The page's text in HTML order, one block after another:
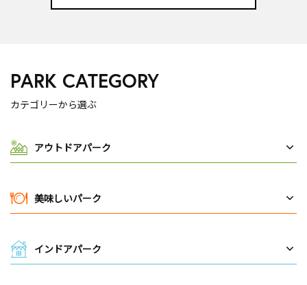
PARK CATEGORY
カテゴリーから選ぶ
アウトドアパーク
美味しいパーク
インドアパーク